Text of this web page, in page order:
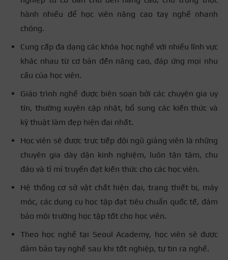
hành nhiều để học viên nâng cao tay nghề nhanh
chóng.
Cung cấp đa dạng các khóa học nghề với nhiều lĩnh vực
khác nhau từ cơ bản đến nâng cao, đáp ứng mọi nhu
cầu của học viên.
Giáo trình nghề được biên soạn bởi các chuyên gia uy
tín, thường xuyên cập nhật, bổ sung các kiến thức và
kỹ thuật làm đẹp hiện đại nhất.
Học viên sẽ được trực tiếp đội ngũ giảng viên là những
chuyên gia dày dặn kinh nghiệm, luôn tận tâm, chu
đáo và tỉ mỉ truyền đạt kiến thức cho các học viên.
Hệ thống cơ sở vật chất hiện đại, trang thiết bị, máy
móc, các dụng cụ học tập đạt tiêu chuẩn quốc tế, đảm
bảo môi trường học tập tốt cho học viên.
Theo học nghề tại Seoul Academy, học viên sẽ được
đảm bảo tay nghề sau khi tốt nghiệp, tự tin ra nghề.